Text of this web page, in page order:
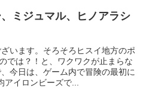
ミジュマル、ヒノアラシ
います。そろそろヒスイ地方のポ
では？！と、ワクワクが止まらな
今日は、ゲーム内で冒険の最初に
イロンビーズで...